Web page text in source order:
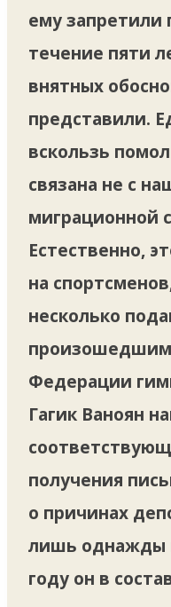
ему запретили
течение пяти
внятных
представили.
вскользь
связана не с
миграционной
Естественно,
на
несколько
Федерации
Гагик Ваноян
получения
о причинах
лишь однажды
году он в